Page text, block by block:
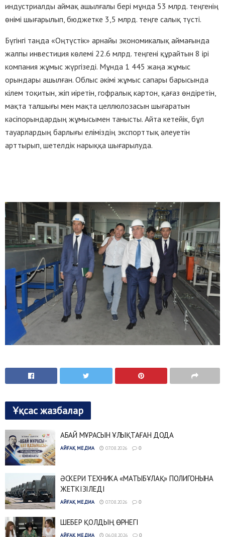
индустриалды аймақ ашылғалы бері мұнда 53 млрд. теңгенің
өнімі шығарылып, бюджетке 3,5 млрд. теңге салық түсті.
Бүгінгі таңда «Оңтүстік» арнайы экономикалық аймағында
жалпы инвестиция көлемі 22.6 млрд. теңгені құрайтын 8 ірі
компания жұмыс жүргізеді. Мұнда 1 445 жаңа жұмыс
орындары ашылған. Облыс әкімі жұмыс сапары барысында
кілем тоқитын, жіп иіретін, гофралық картон, қағаз өндіретін,
мақта талшығы мен мақта целлюлозасын шығаратын
кәсіпорындардың жұмысымен танысты. Айта кетейік, бұл
тауарлардың барлығы еліміздің экспорттық әлеуетін
арттырып, шетелдік нарыққа шығарылуда.
Ұқсас жазбалар
АБАЙ МҰРАСЫН ҰЛЫҚТАҒАН ДОДА
АЙҒАҚ МЕДИА 07.08.2026 0
ӘСКЕРИ ТЕХНИКА «МАТЫБҰЛАҚ» ПОЛИГОНЫНА
ЖЕТКІЗІЛЕДІ
АЙҒАҚ МЕДИА 07.08.2026 0
ШЕБЕР ҚОЛДЫҢ ӨРНЕГІ
АЙҒАҚ МЕДИА 06.08.2026 0